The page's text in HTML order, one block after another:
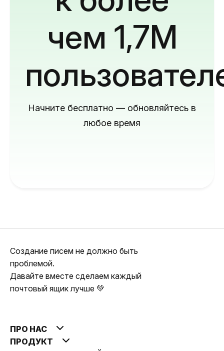
чем 1,7M
Начните бесплатно — обновляйтесь в
любое время
Создание писем не должно быть
проблемой.
Давайте вместе сделаем каждый
почтовый ящик лучше 💚
ПРО НАС
ПРОДУКТ